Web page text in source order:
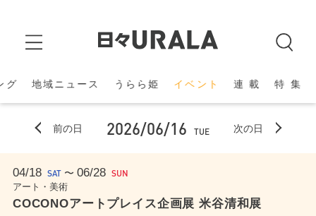
グ 地域ニュース うらら姫 イベント 連 載 特 集
前の日 2026/06/16 TUE 次の日
04/18 SAT〜 06/28 SUN
アート・美術
COCONOアートプレイス企画展 米谷清和展